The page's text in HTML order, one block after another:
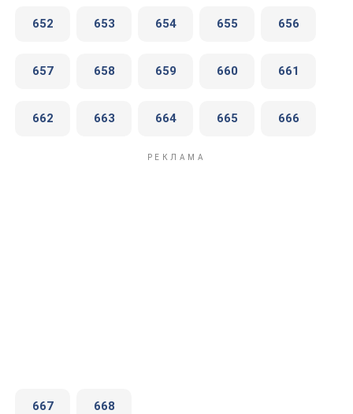
652 653 654 655 656
657 658 659 660 661
662 663 664 665 666
667 668